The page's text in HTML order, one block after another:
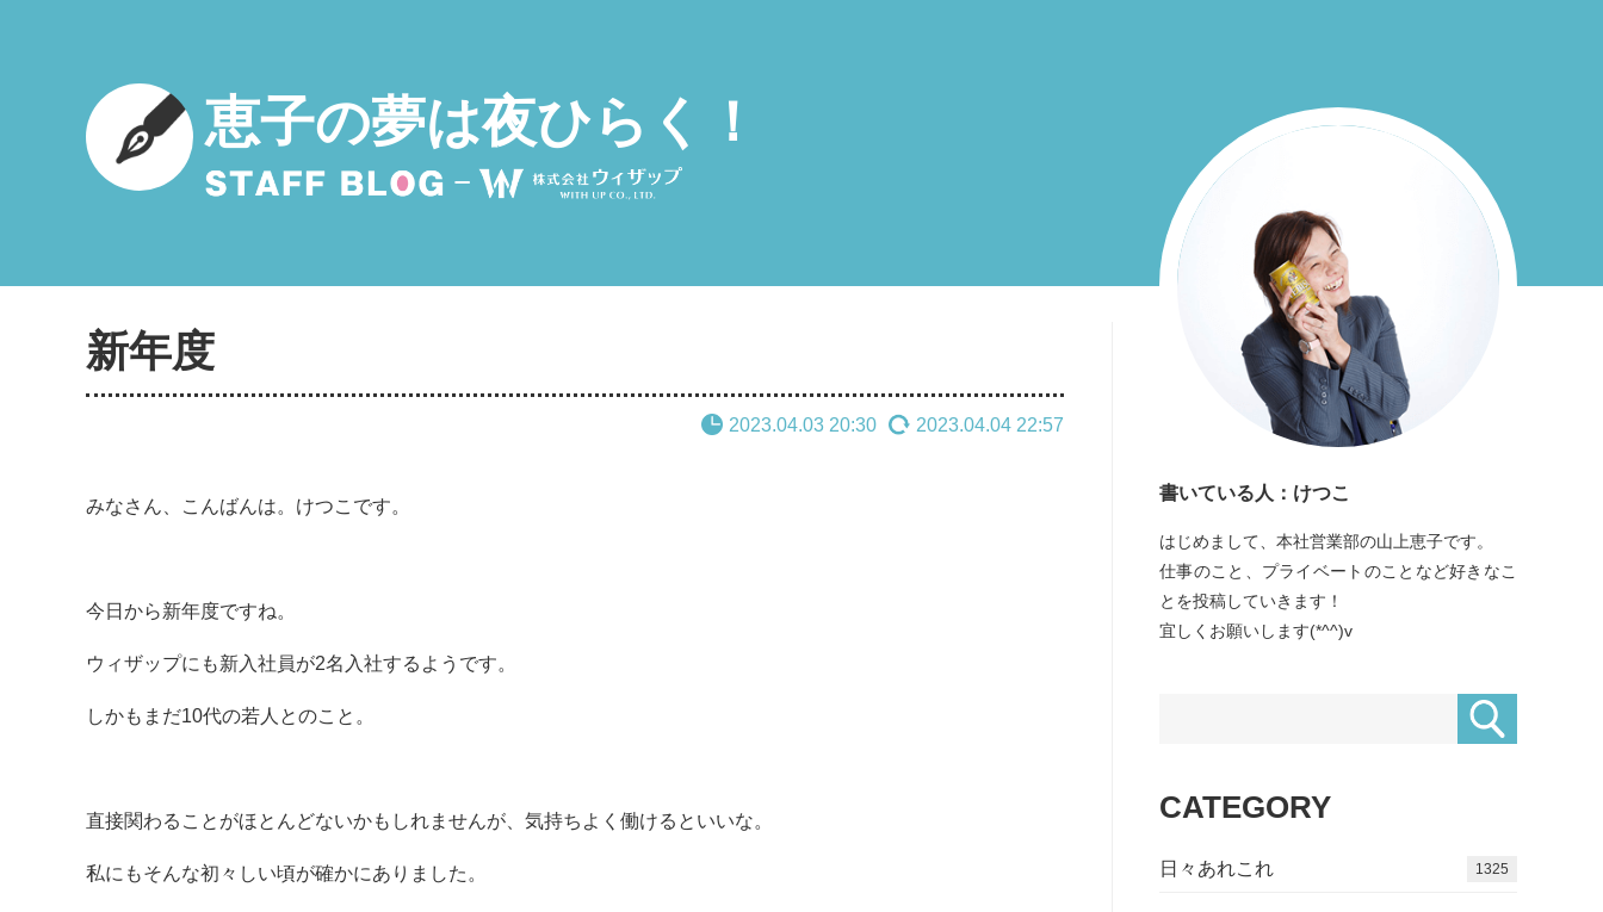
恵子の夢は夜ひらく！
新年度
2023.04.03 20:30 2023.04.04 22:57
みなさん、こんばんは。けつこです。
今日から新年度ですね。
ウィザップにも新入社員が2名入社するようです。
しかもまだ10代の若人とのこと。
直接関わることがほとんどないかもしれませんが、気持ちよく働けるといいな。
私にもそんな初々しい頃が確かにありました。
書いている人：けつこ
はじめまして、本社営業部の山上恵子です。
仕事のこと、プライベートのことなど好きなこ
とを投稿していきます！
宜しくお願いします(*^^)v
CATEGORY
日々あれこれ 1497